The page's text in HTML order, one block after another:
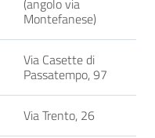
Montefanese)
Via Casette di
Passatempo, 97
Via Trento, 26